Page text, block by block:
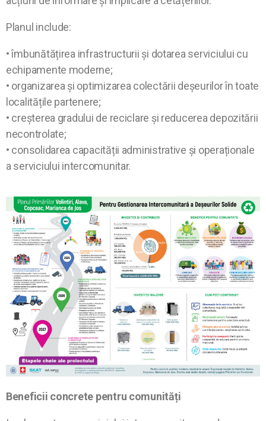
Planul include:
• îmbunătățirea infrastructurii și dotarea serviciului cu
echipamente moderne;
• organizarea și optimizarea colectării deșeurilor în toate
localitățile partenere;
• creșterea gradului de reciclare și reducerea depozitării
necontrolate;
• consolidarea capacității administrative și operaționale
a serviciului intercomunitar.
Beneficii concrete pentru comunități